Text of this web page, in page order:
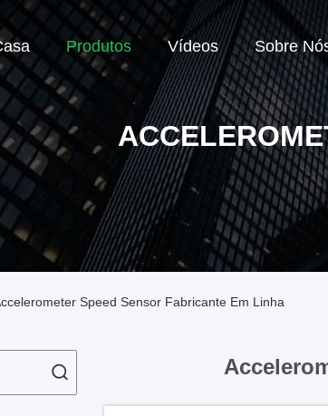
Produtos Vídeos Sobre
Speed Sensor Fabricante Em Linha